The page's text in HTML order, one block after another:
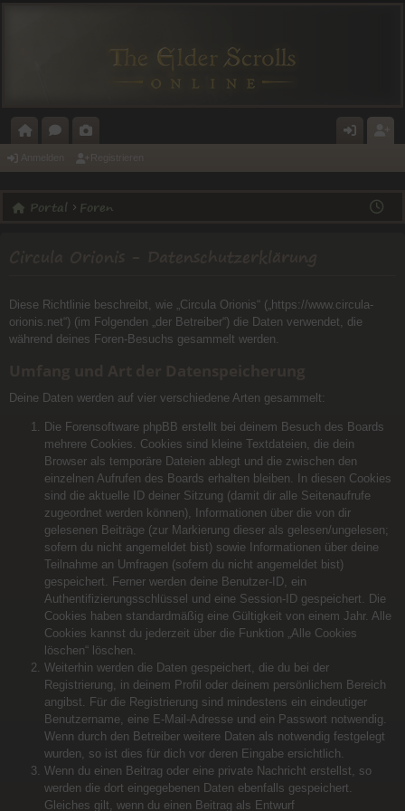
O
T
E
A
E
N
ST
Anmelden Registrieren
Portal Foren
Diese Richtlinie beschreibt, wie „Circula Orionis“ („https://www.circula-
orionis.net“) (im Folgenden „der Betreiber“) die Daten verwendet, die
während deines Foren-Besuchs gesammelt werden.
Deine Daten werden auf vier verschiedene Arten gesammelt:
Die Forensoftware phpBB erstellt bei deinem Besuch des Boards
mehrere Cookies. Cookies sind kleine Textdateien, die dein
Browser als temporäre Dateien ablegt und die zwischen den
einzelnen Aufrufen des Boards erhalten bleiben. In diesen Cookies
sind die aktuelle ID deiner Sitzung (damit dir alle Seitenaufrufe
zugeordnet werden können), Informationen über die von dir
gelesenen Beiträge (zur Markierung dieser als gelesen/ungelesen;
sofern du nicht angemeldet bist) sowie Informationen über deine
Teilnahme an Umfragen (sofern du nicht angemeldet bist)
gespeichert. Ferner werden deine Benutzer-ID, ein
Authentifizierungsschlüssel und eine Session-ID gespeichert. Die
Cookies haben standardmäßig eine Gültigkeit von einem Jahr. Alle
Cookies kannst du jederzeit über die Funktion „Alle Cookies
löschen“ löschen.
Weiterhin werden die Daten gespeichert, die du bei der
Registrierung, in deinem Profil oder deinem persönlichem Bereich
angibst. Für die Registrierung sind mindestens ein eindeutiger
Benutzername, eine E-Mail-Adresse und ein Passwort notwendig.
Wenn durch den Betreiber weitere Daten als notwendig festgelegt
wurden, so ist dies für dich vor deren Eingabe ersichtlich.
Wenn du einen Beitrag oder eine private Nachricht erstellst, so
werden die dort eingegebenen Daten ebenfalls gespeichert.
Gleiches gilt, wenn du einen Beitrag als Entwurf